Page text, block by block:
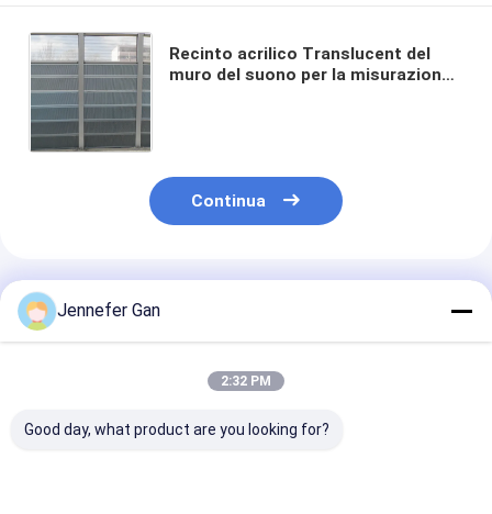
Recinto acrilico Translucent del
muro del suono per la misurazione
Continua
Prodotti Raccomandati
Jennefer Gan
2:32 PM
Good day, what product are you looking for?